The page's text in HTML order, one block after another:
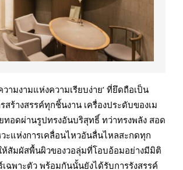
ามงามแห่งความเรียบง่าย’ ที่ยึดถือเป็น
สร้างสรรค์ทุกชิ้นงาน เครื่องประดับของเม
ทอดผ่านรูปทรงอันบริสุทธิ์ ทว่าทรงพลัง สอด
ะแห่งการเคลื่อนไหวอันลื่นไหลสะกดทุก
ห้สัมผัสพื้นผิวของวอลุ่มที่โอบอ้อมอย่างมีมิติ
เฉพาะตัว พร้อมกันนั้นยังได้รับการรังสรรค์